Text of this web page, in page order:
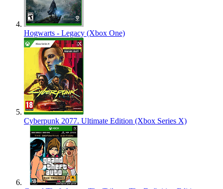
Hogwarts - Legacy (Xbox One)
Cyberpunk 2077. Ultimate Edition (Xbox Series X)